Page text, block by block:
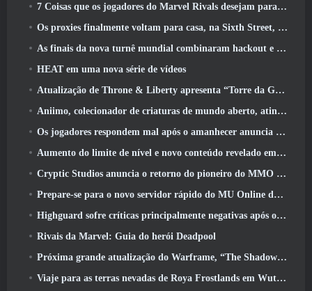
7 Coisas que os jogadores do Marvel Rivals desejam para o jogo 2026
Os proxies finalmente voltam para casa, na Sixth Street, na versão Zenless Zone Zero 2.6 Atualizar
As finais da nova turnê mundial combinaram hackout e lasers orbitais
HEAT em uma nova série de vídeos
Atualização de Throne & Liberty apresenta “Torre da Ganância” gerada aleatoriamente
Aniimo, colecionador de criaturas de mundo aberto, atinge as notas certas
Os jogadores respondem mal após o amanhecer anuncia planos para pular roteiros para EverQuest e EQ2
Aumento do limite de nível e novo conteúdo revelado em Phantasy Star Online 2: Fluxo de onda de título NGS
Cryptic Studios anuncia o retorno do pioneiro do MMO Jack Emmert como CEO
Prepare-se para o novo servidor rápido do MU Online durante o pré-evento
Highguard sofre críticas principalmente negativas após o lançamento
Rivais da Marvel: Guia do herói Deadpool
Próxima grande atualização do Warframe, “The Shadowgrapher” chegará em março
Viaje para as terras nevadas de Roya Frostlands em Wuthering Waves, próxima versão 3.1